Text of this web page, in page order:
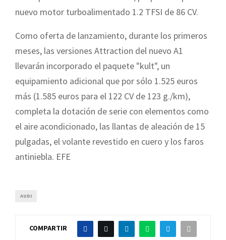
nuevo motor turboalimentado 1.2 TFSI de 86 CV.
Como oferta de lanzamiento, durante los primeros
meses, las versiones Attraction del nuevo A1
llevarán incorporado el paquete "kult", un
equipamiento adicional que por sólo 1.525 euros
más (1.585 euros para el 122 CV de 123 g./km),
completa la dotación de serie con elementos como
el aire acondicionado, las llantas de aleación de 15
pulgadas, el volante revestido en cuero y los faros
antiniebla. EFE
AUDI
COMPARTIR